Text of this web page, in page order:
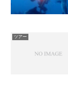
ツアー